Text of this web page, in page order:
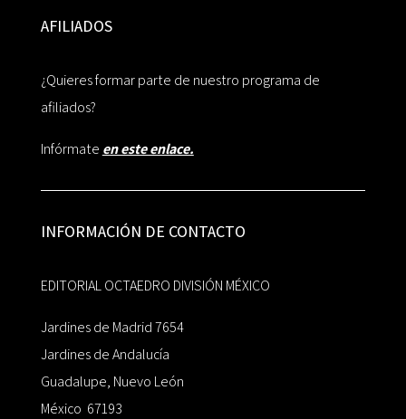
AFILIADOS
¿Quieres formar parte de nuestro programa de
afiliados?
Infórmate en este enlace.
INFORMACIÓN DE CONTACTO
EDITORIAL OCTAEDRO DIVISIÓN MÉXICO
Jardines de Madrid 7654
Jardines de Andalucía
Guadalupe, Nuevo León
México 67193